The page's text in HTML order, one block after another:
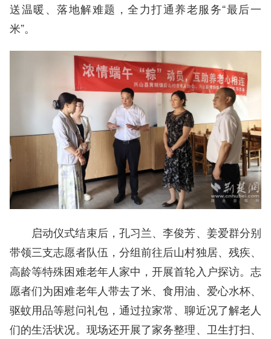
送温暖、落地解难题，全力打通养老服务“最后一
米”。
启动仪式结束后，孔习兰、李俊芳、姜爱群分别
带领三支志愿者队伍，分组前往后山村独居、残疾、
高龄等特殊困难老年人家中，开展首轮入户探访。志
愿者们为困难老年人带去了米、食用油、爱心水杯、
驱蚊用品等慰问礼包，通过拉家常、聊近况了解老人
们的生活状况。现场还开展了家务整理、卫生打扫、